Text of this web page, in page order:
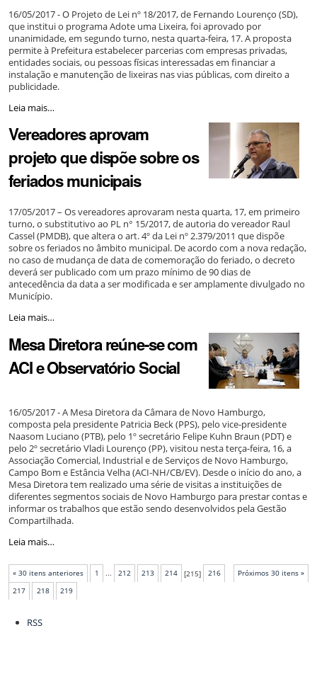
16/05/2017 - O Projeto de Lei nº 18/2017, de Fernando Lourenço (SD),
que institui o programa Adote uma Lixeira, foi aprovado por
unanimidade, em segundo turno, nesta quarta-feira, 17. A proposta
permite à Prefeitura estabelecer parcerias com empresas privadas,
entidades sociais, ou pessoas físicas interessadas em financiar a
instalação e manutenção de lixeiras nas vias públicas, com direito a
publicidade.
Aprovado
que
institui
programa
Adote
uma
Lixeira
Leia mais…
Vereadores aprovam
projeto que dispõe sobre os
feriados municipais
17/05/2017 – Os vereadores aprovaram nesta quarta, 17, em primeiro
turno, o substitutivo ao PL n° 15/2017, de autoria do vereador Raul
Cassel (PMDB), que altera o art. 4º da Lei nº 2.379/2011 que dispõe
sobre os feriados no âmbito municipal. De acordo com a nova redação,
no caso de mudança de data de comemoração do feriado, o decreto
deverá ser publicado com um prazo mínimo de 90 dias de
antecedência da data a ser modificada e ser amplamente divulgado no
Município.
Vereadores
projeto
que
dispõe
sobre
municipais
-
Leia mais…
Mesa Diretora reúne-se com
ACI e Observatório Social
16/05/2017 - A Mesa Diretora da Câmara de Novo Hamburgo,
composta pela presidente Patricia Beck (PPS), pelo vice-presidente
Naasom Luciano (PTB), pelo 1º secretário Felipe Kuhn Braun (PDT) e
pelo 2º secretário Vladi Lourenço (PP), visitou nesta terça-feira, 16, a
Associação Comercial, Industrial e de Serviços de Novo Hamburgo,
Campo Bom e Estância Velha (ACI-NH/CB/EV). Desde o início do ano, a
Mesa Diretora tem realizado uma série de visitas a instituições de
diferentes segmentos sociais de Novo Hamburgo para prestar contas e
informar os trabalhos que estão sendo desenvolvidos pela Gestão
Compartilhada.
Mesa
reúne-
se
com
ACI
Observatório
Leia mais…
« 30 itens anteriores Próximos 30 itens »
1 ... 212 213 214 [215]
216
217
218 219
do
RSS